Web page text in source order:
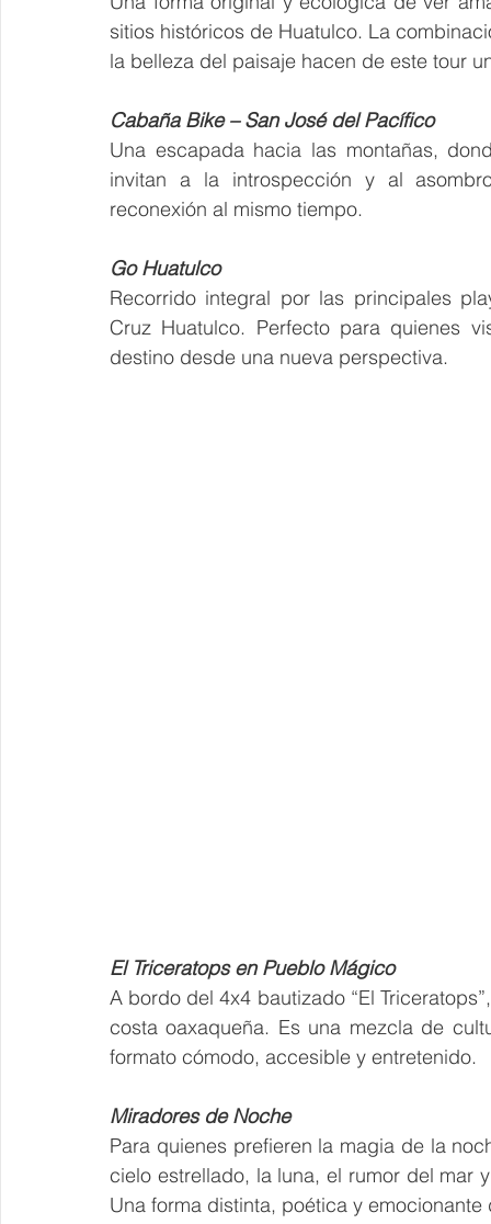
sitios históricos de Huatulco. La
la belleza del paisaje hacen de este tour
Cabaña Bike – San José del Pacífico
Una escapada hacia las montañas,
invitan a la introspección y al
reconexión al mismo tiempo.
Go Huatulco
Recorrido integral por las principales
Cruz Huatulco. Perfecto para quienes
destino desde una nueva perspectiva.
El Triceratops en Pueblo Mágico
A bordo del 4x4 bautizado “El
costa oaxaqueña. Es una mezcla de
formato cómodo, accesible y entretenido.
Miradores de Noche
Para quienes prefieren la magia de la
cielo estrellado, la luna, el rumor del mar
Una forma distinta, poética y